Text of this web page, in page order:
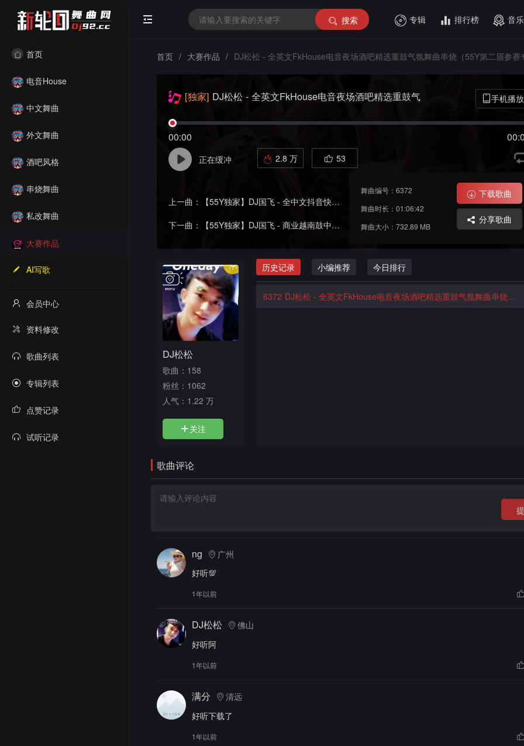
搜索 专辑 排行榜 音
首页
电音House
中文舞曲
外文舞曲
酒吧风格
串烧舞曲
私改舞曲
大赛作品
AI写歌
会员中心
资料修改
歌曲列表
专辑列表
点赞记录
试听记录
首页 / 大赛作品 / DJ松松 - 全英文FkHouse电音夜场酒吧精选重鼓气氛舞曲串烧（55Y第二届参赛
2.8 万 53
[独家] DJ松松 - 全英文FkHouse电音夜场酒吧精选重鼓气
手机播放
00:00
正在缓冲
上一曲：
【55Y独家】DJ国飞 - 全中文抖音快手流行中文重低音劲爆车载舞曲串烧
下一曲：
【55Y独家】DJ国飞 - 商业越南鼓中场极品酒吧夜店串烧舞曲大碟
舞曲编号：6372
舞曲时长：01:06:42
舞曲大小：732.89 MB
下载歌曲
分享歌曲
DJ松松
歌曲：158
粉丝：1062
人气： 1.22 万
关注
历史记录 小编推荐 今日排行
6372 DJ松松 - 全英文FkHouse电音夜场酒吧精选重鼓气氛舞曲串烧（55Y第二届参赛专辑）
歌曲评论
ng
广州
好听💯
1年以前
DJ松松
佛山
好听阿
1年以前
满分
清远
好听下载了
1年以前